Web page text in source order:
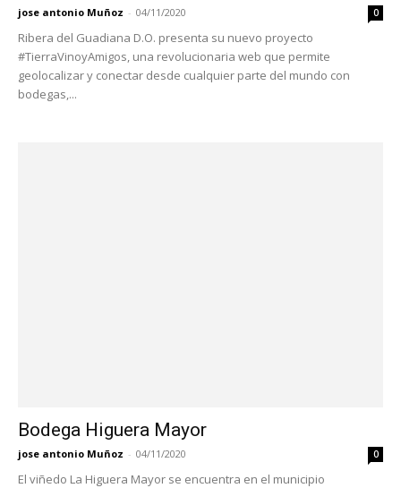
jose antonio Muñoz - 04/11/2020 0
Ribera del Guadiana D.O. presenta su nuevo proyecto
#TierraVinoyAmigos, una revolucionaria web que permite
geolocalizar y conectar desde cualquier parte del mundo con
bodegas,...
Bodega Higuera Mayor
jose antonio Muñoz - 04/11/2020 0
El viñedo La Higuera Mayor se encuentra en el municipio